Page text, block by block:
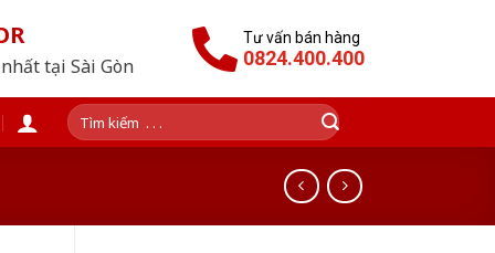
tại Sài Gòn
Tư vấn bán hàng
0824.400.400
Tìm
kiếm: